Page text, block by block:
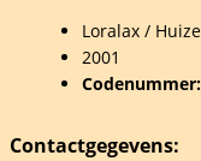
Loralax /
2001
Contactgegevens: